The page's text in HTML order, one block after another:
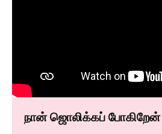
நான் ஜொலிக்கப் போகிறேன்